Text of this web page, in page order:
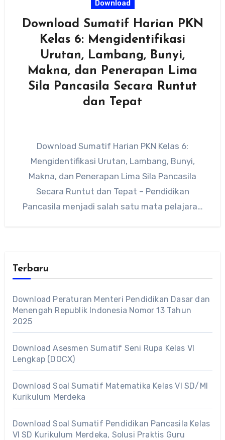
Download
Download Sumatif Harian PKN
Kelas 6: Mengidentifikasi
Urutan, Lambang, Bunyi,
Makna, dan Penerapan Lima
Sila Pancasila Secara Runtut
dan Tepat
Download Sumatif Harian PKN Kelas 6:
Mengidentifikasi Urutan, Lambang, Bunyi,
Makna, dan Penerapan Lima Sila Pancasila
Secara Runtut dan Tepat – Pendidikan
Pancasila menjadi salah satu mata pelajaran
Terbaru
Download Peraturan Menteri Pendidikan Dasar dan
Menengah Republik Indonesia Nomor 13 Tahun
2025
Download Asesmen Sumatif Seni Rupa Kelas VI
Lengkap (DOCX)
Download Soal Sumatif Matematika Kelas VI SD/MI
Kurikulum Merdeka
Download Soal Sumatif Pendidikan Pancasila Kelas
VI SD Kurikulum Merdeka, Solusi Praktis Guru